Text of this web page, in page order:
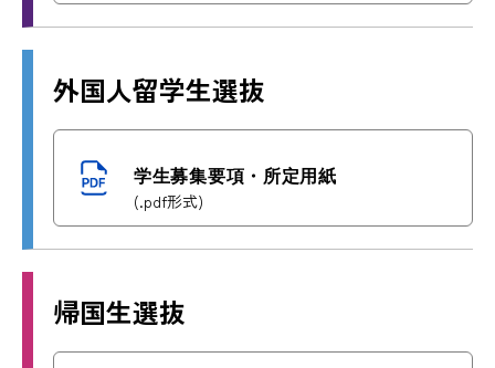
外国人留学生選抜
学生募集要項・所定用紙
(.pdf形式)
帰国生選抜